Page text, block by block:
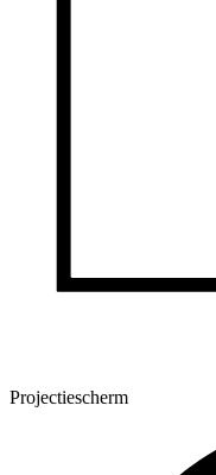
Projectiescherm